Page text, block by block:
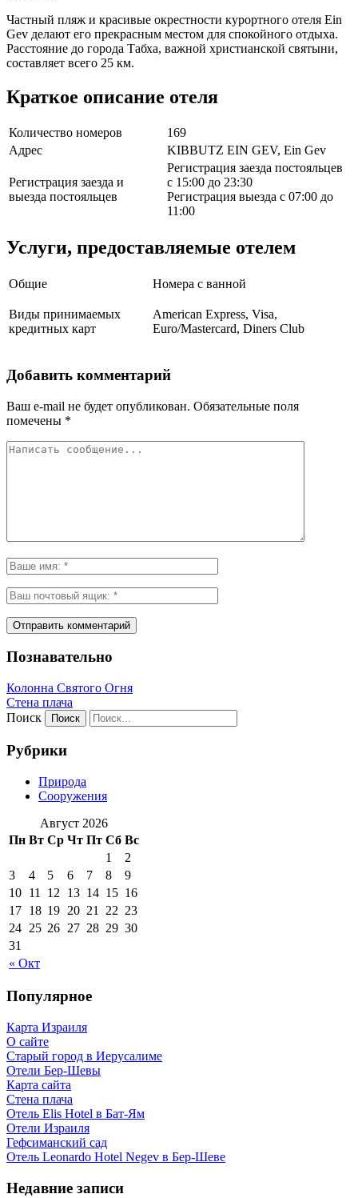
Частный пляж и красивые окрестности курортного отеля Ein
Gev делают его прекрасным местом для спокойного отдыха.
Расстояние до города Табха, важной христианской святыни,
составляет всего 25 км.
Краткое описание отеля
Количество номеров
169
Адрес
KIBBUTZ EIN GEV, Ein Gev
Регистрация заезда и
выезда постояльцев
Регистрация заезда постояльцев
с 15:00 до 23:30
Регистрация выезда с 07:00 до
11:00
Услуги, предоставляемые отелем
Общие Номера с ванной
Виды принимаемых
кредитных карт
American Express, Visa,
Euro/Mastercard, Diners Club
Добавить комментарий
Ваш e-mail не будет опубликован. Обязательные поля
помечены *
Познавательно
Колонна Святого Огня
Стена плача
Поиск
Рубрики
Природа
Сооружения
Август 2026
Пн Вт Ср Чт Пт Сб Вс
« Окт
1
2
3
4 5 6 7 8
9
10 11 12 13 14 15 16
17 18 19 20 21 22 23
24 25 26 27 28 29 30
31
Популярное
Карта Израиля
О сайте
Старый город в Иерусалиме
Отели Бер-Шевы
Карта сайта
Стена плача
Отель Elis Hotel в Бат-Ям
Отели Израиля
Гефсиманский сад
Отель Leonardo Hotel Negev в Бер-Шеве
Недавние записи